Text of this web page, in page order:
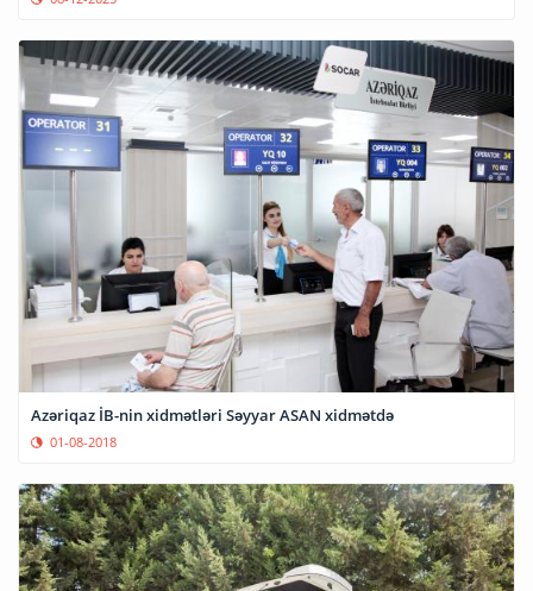
Azəriqaz İB-nin xidmətləri Səyyar ASAN xidmətdə
01-08-2018